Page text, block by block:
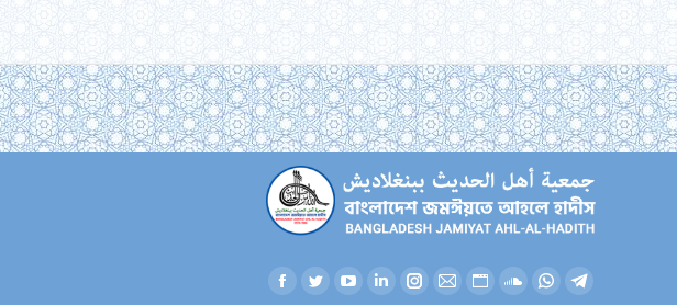
FacebookTwitterYouTubeLinkedinInstagram
Mail WebsiteSoundCloud
WhatsappTelegram